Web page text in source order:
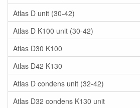
Atlas D unit (30-42)
Atlas D K100 unit (30-42)
Atlas D30 K100
Atlas D42 K130
Atlas D condens unit (32-42)
Atlas D32 condens K130 unit